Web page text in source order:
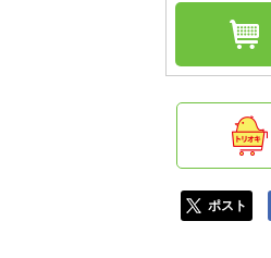
ポスト